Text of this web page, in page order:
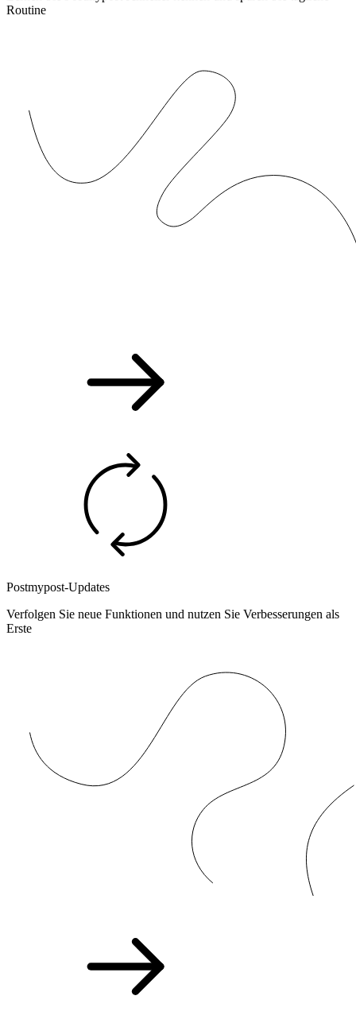
Routine
Postmypost-Updates
Verfolgen Sie neue Funktionen und nutzen Sie Verbesserungen als
Erste